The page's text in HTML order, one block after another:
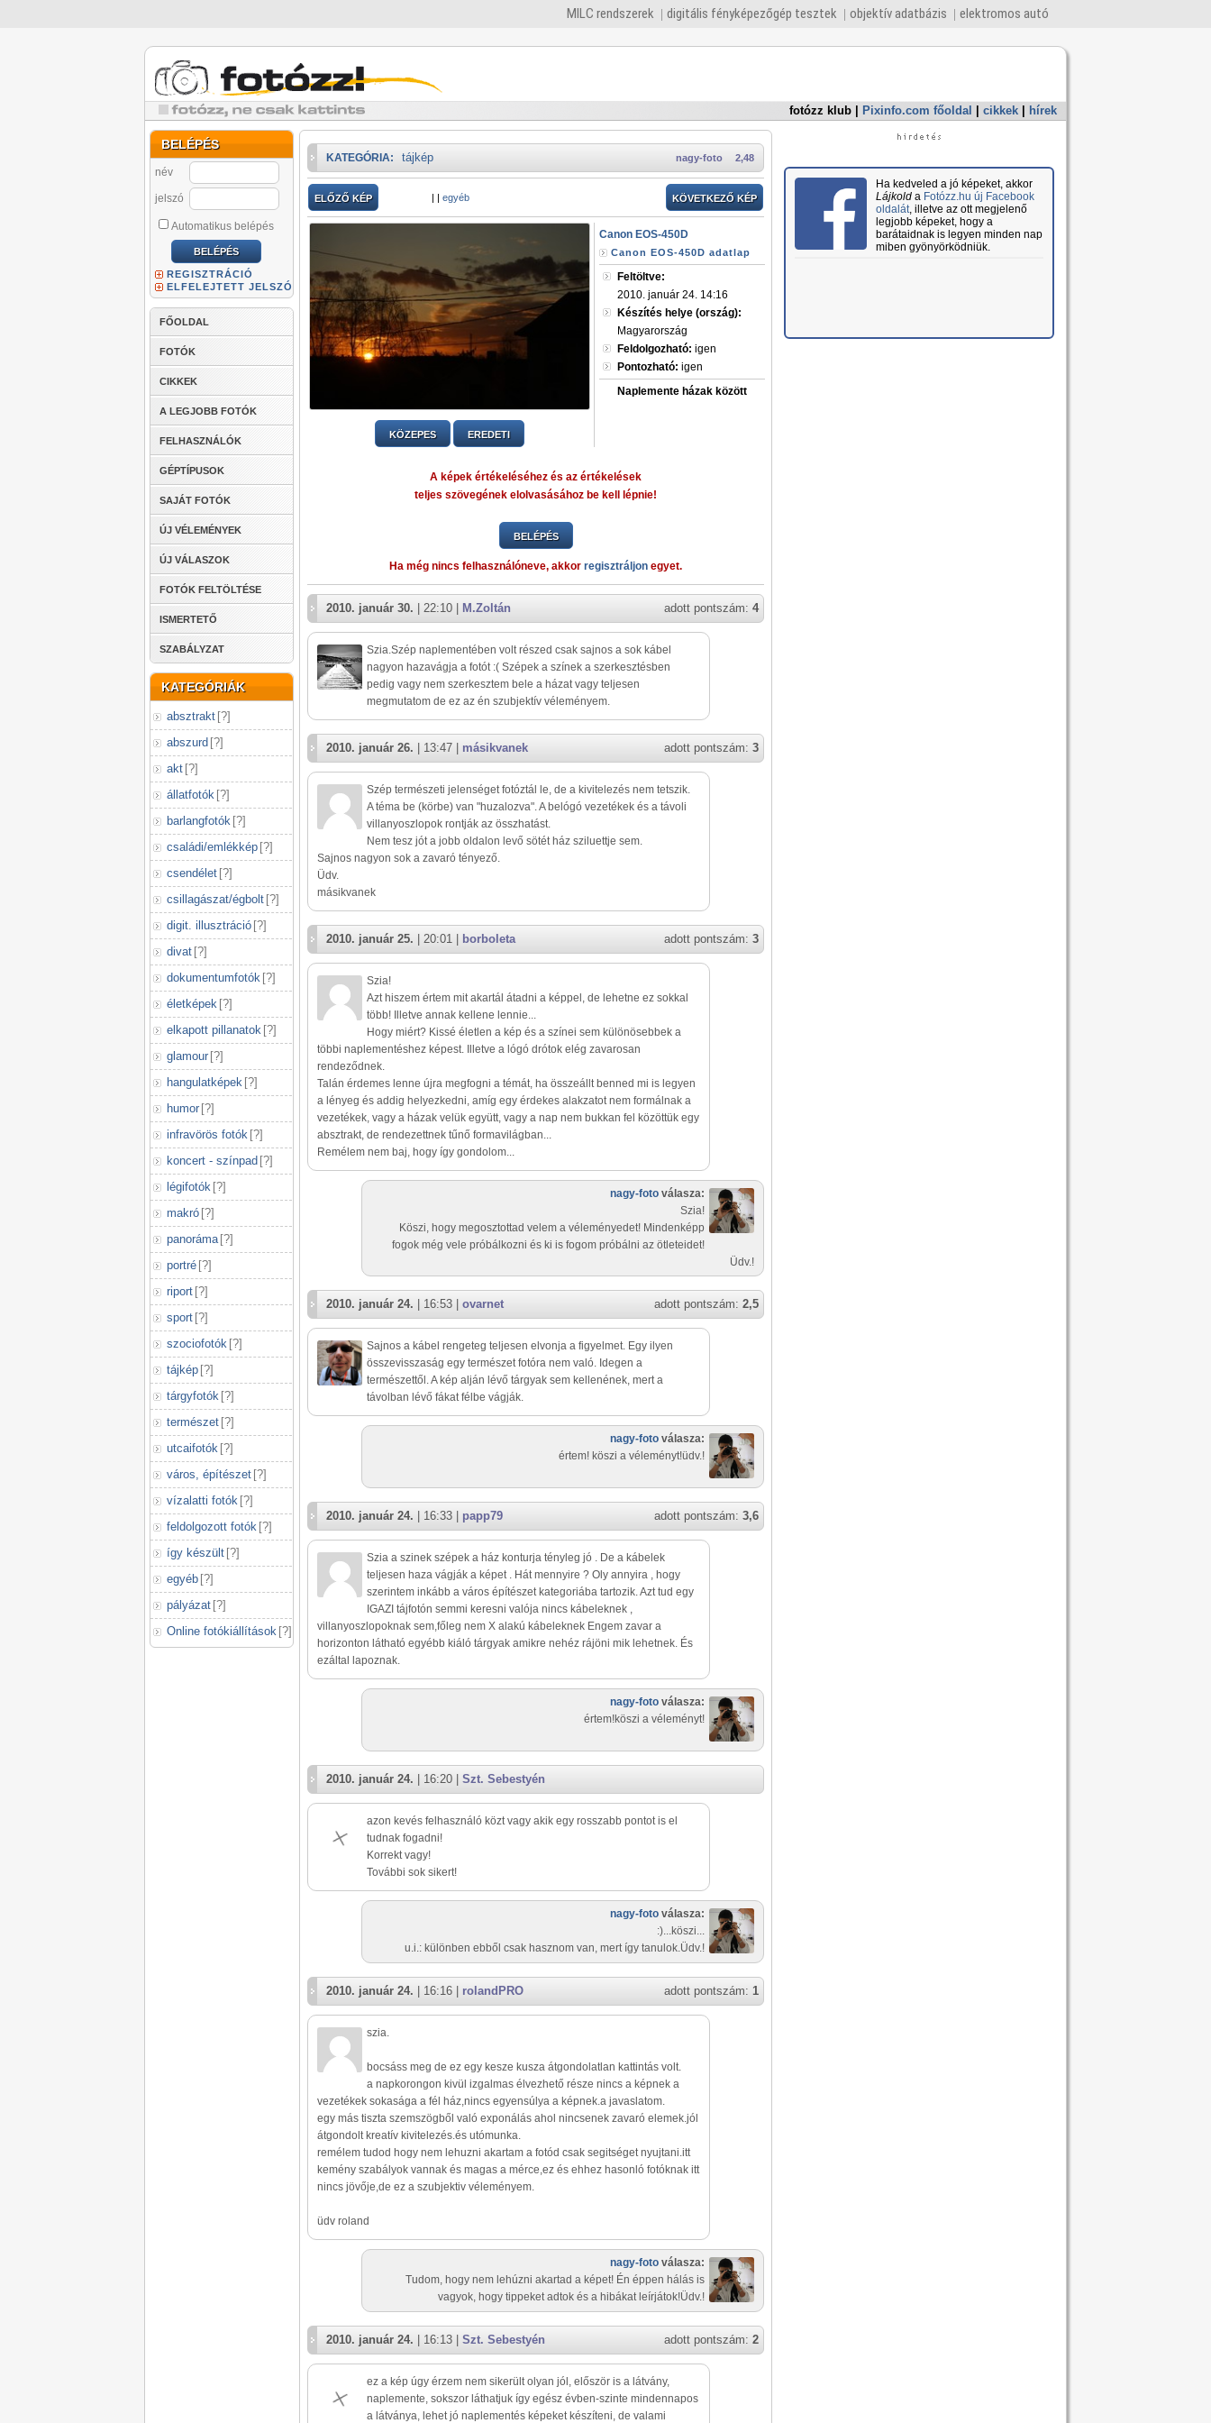
MILC rendszerek digitális fényképezőgép tesztek objektív adatbázis elektromos autó
fotózz klub Pixinfo.com főoldal cikkek hírek
BELÉPÉS
név
jelszó
Automatikus belépés
REGISZTRÁCIÓ
ELFELEJTETT JELSZÓ
FŐOLDAL
FOTÓK
CIKKEK
A LEGJOBB FOTÓK
FELHASZNÁLÓK
GÉPTÍPUSOK
SAJÁT FOTÓK
ÚJ VÉLEMÉNYEK
ÚJ VÁLASZOK
FOTÓK FELTÖLTÉSE
ISMERTETŐ
SZABÁLYZAT
KATEGÓRIÁK
absztrakt [?]
abszurd [?]
akt [?]
állatfotók [?]
barlangfotók [?]
családi/emlékkép [?]
csendélet [?]
csillagászat/égbolt [?]
digit. illusztráció [?]
divat [?]
dokumentumfotók [?]
életképek [?]
elkapott pillanatok [?]
glamour [?]
hangulatképek [?]
humor [?]
infravörös fotók [?]
koncert - színpad [?]
légifotók [?]
makró [?]
panoráma [?]
portré [?]
riport [?]
sport [?]
szociofotók [?]
tájkép [?]
tárgyfotók [?]
természet [?]
utcaifotók [?]
város, építészet [?]
vízalatti fotók [?]
feldolgozott fotók [?]
így készült [?]
egyéb [?]
pályázat [?]
Online fotókiállítások [?]
2,48
nagy-foto
KATEGÓRIA: tájkép
ELŐZŐ KÉP | | egyéb KÖVETKEZŐ KÉP
KÖZEPES EREDETI
Canon EOS-450D
Canon EOS-450D adatlap
Feltöltve:
2010. január 24. 14:16
Készítés helye (ország):
Magyarország
Feldolgozható: igen
Pontozható: igen
Naplemente házak között
A képek értékeléséhez és az értékelések
teljes szövegének elolvasásához be kell lépnie!
BELÉPÉS
Ha még nincs felhasználóneve, akkor regisztráljon egyet.
adott pontszám: 4
2010. január 30. | 22:10 | M.Zoltán
Szia.Szép naplementében volt részed csak sajnos a sok kábel
nagyon hazavágja a fotót :( Szépek a színek a szerkesztésben
pedig vagy nem szerkesztem bele a házat vagy teljesen
megmutatom de ez az én szubjektív véleményem.
adott pontszám: 3
2010. január 26. | 13:47 | másikvanek
Szép természeti jelenséget fotóztál le, de a kivitelezés nem tetszik.
A téma be (körbe) van "huzalozva". A belógó vezetékek és a távoli
villanyoszlopok rontják az összhatást.
Nem tesz jót a jobb oldalon levő sötét ház sziluettje sem.
Sajnos nagyon sok a zavaró tényező.
Üdv.
másikvanek
adott pontszám: 3
2010. január 25. | 20:01 | borboleta
Szia!
Azt hiszem értem mit akartál átadni a képpel, de lehetne ez sokkal
több! Illetve annak kellene lennie...
Hogy miért? Kissé életlen a kép és a színei sem különösebbek a
többi naplementéshez képest. Illetve a lógó drótok elég zavarosan
rendeződnek.
Talán érdemes lenne újra megfogni a témát, ha összeállt benned mi is legyen
a lényeg és addig helyezkedni, amíg egy érdekes alakzatot nem formálnak a
vezetékek, vagy a házak velük együtt, vagy a nap nem bukkan fel közöttük egy
absztrakt, de rendezettnek tűnő formavilágban...
Remélem nem baj, hogy így gondolom...
nagy-foto válasza:
Szia!
Köszi, hogy megosztottad velem a véleményedet! Mindenképp
fogok még vele próbálkozni és ki is fogom próbálni az ötleteidet!
Üdv.!
adott pontszám: 2,5
2010. január 24. | 16:53 | ovarnet
Sajnos a kábel rengeteg teljesen elvonja a figyelmet. Egy ilyen
összevisszaság egy természet fotóra nem való. Idegen a
természettől. A kép alján lévő tárgyak sem kellenének, mert a
távolban lévő fákat félbe vágják.
nagy-foto válasza:
értem! köszi a véleményt!üdv.!
adott pontszám: 3,6
2010. január 24. | 16:33 | papp79
Szia a szinek szépek a ház konturja tényleg jó . De a kábelek
teljesen haza vágják a képet . Hát mennyire ? Oly annyira , hogy
szerintem inkább a város építészet kategoriába tartozik. Azt tud egy
IGAZI tájfotón semmi keresni valója nincs kábeleknek ,
villanyoszlopoknak sem,főleg nem X alakú kábeleknek Engem zavar a
horizonton látható egyébb kiáló tárgyak amikre nehéz rájöni mik lehetnek. És
ezáltal lapoznak.
nagy-foto válasza:
értem!köszi a véleményt!
2010. január 24. | 16:20 | Szt. Sebestyén
azon kevés felhasználó közt vagy akik egy rosszabb pontot is el
tudnak fogadni!
Korrekt vagy!
További sok sikert!
nagy-foto válasza:
:)...köszi...
u.i.: különben ebből csak hasznom van, mert így tanulok.Üdv.!
adott pontszám: 1
2010. január 24. | 16:16 | rolandPRO
szia.
bocsáss meg de ez egy kesze kusza átgondolatlan kattintás volt.
a napkorongon kivül izgalmas élvezhető része nincs a képnek a
vezetékek sokasága a fél ház,nincs egyensúlya a képnek.a javaslatom.
egy más tiszta szemszögből való exponálás ahol nincsenek zavaró elemek.jól
átgondolt kreatív kivitelezés.és utómunka.
remélem tudod hogy nem lehuzni akartam a fotód csak segitséget nyujtani.itt
kemény szabályok vannak és magas a mérce,ez és ehhez hasonló fotóknak itt
nincs jövője,de ez a szubjektiv véleményem.
üdv roland
nagy-foto válasza:
Tudom, hogy nem lehúzni akartad a képet! Én éppen hálás is
vagyok, hogy tippeket adtok és a hibákat leírjátok!Üdv.!
adott pontszám: 2
2010. január 24. | 16:13 | Szt. Sebestyén
ez a kép úgy érzem nem sikerült olyan jól, először is a látvány,
naplemente, sokszor láthatjuk így egész évben-szinte mindennapos
a látványa, lehet jó naplementés képeket készíteni, de valami
Ha kedveled a jó képeket, akkor
Lájkolda Fotózz.hu új Facebook
oldalát, illetve az ott megjelenő
legjobb képeket, hogy a
barátaidnak is legyen minden nap
miben gyönyörködniük.